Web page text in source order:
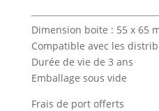
Dimension boite : 55 x 65
Compatible avec les
Durée de vie de 3 ans
Emballage sous vide
Frais de port offerts